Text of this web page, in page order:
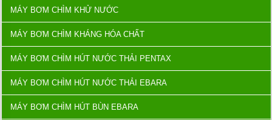
MÁY BƠM CHÌM KHỬ NƯỚC
MÁY BƠM CHÌM KHÁNG HÓA CHẤT
MÁY BƠM CHÌM HÚT NƯỚC THẢI PENTAX
MÁY BƠM CHÌM HÚT NƯỚC THẢI EBARA
MÁY BƠM CHÌM HÚT BÙN EBARA